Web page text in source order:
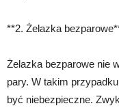
**2. Żelazka
Żelazka bezparowe nie
pary. W takim
być niebezpieczne.